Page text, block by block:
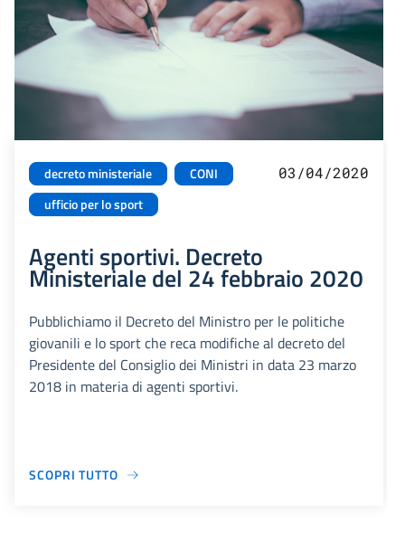
decreto ministeriale
CONI
ufficio per lo sport
03/04/2020
Agenti sportivi. Decreto
Ministeriale del 24 febbraio 2020
Pubblichiamo il Decreto del Ministro per le politiche
giovanili e lo sport che reca modifiche al decreto del
Presidente del Consiglio dei Ministri in data 23 marzo
2018 in materia di agenti sportivi.
SCOPRI TUTTO